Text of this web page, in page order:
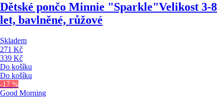
Dětské pončo Minnie "Sparkle"Velikost 3-8
let, bavlněné, růžové
Skladem
271 Kč
339 Kč
Do košíku
Do košíku
-17 %
Good Morning